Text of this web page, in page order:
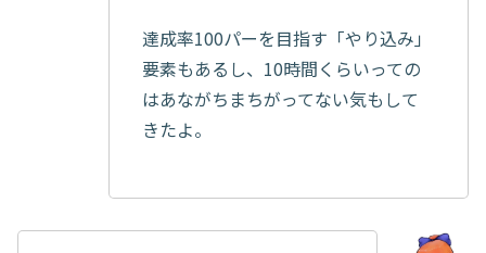
達成率100パーを目指す「やり込み」
要素もあるし、10時間くらいっての
はあながちまちがってない気もして
きたよ。